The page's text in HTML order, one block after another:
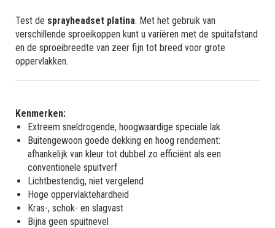
Test de sprayheadset platina. Met het gebruik van
verschillende sproeikoppen kunt u variëren met de spuitafstand
en de sproeibreedte van zeer fijn tot breed voor grote
oppervlakken.
Kenmerken:
Extreem sneldrogende, hoogwaardige speciale lak
Buitengewoon goede dekking en hoog rendement:
afhankelijk van kleur tot dubbel zo efficiënt als een
conventionele spuitverf
Lichtbestendig, niet vergelend
Hoge oppervlaktehardheid
Kras-, schok- en slagvast
Bijna geen spuitnevel